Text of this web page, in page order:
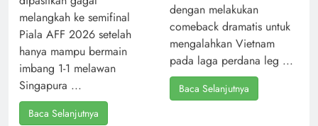
melangkah ke semifinal
Piala AFF 2026 setelah
hanya mampu bermain
imbang 1-1 melawan
Singapura ...
Baca Selanjutnya
dengan melakukan
comeback dramatis untuk
mengalahkan Vietnam
pada laga perdana leg ...
Baca Selanjutnya